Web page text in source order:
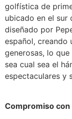
golfística de
ubicado en el sur
diseñado por
español, creando
generosas, lo
sea cual sea el
espectaculares y
Compromiso con